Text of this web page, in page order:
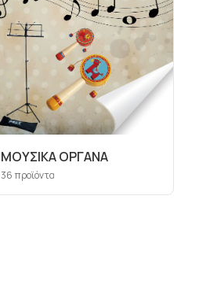
ΜΟΥΣΙΚΑ ΟΡΓΑΝΑ
36προϊόντα